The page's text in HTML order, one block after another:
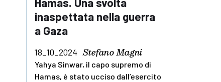
inaspettata nella guerra
a Gaza
18_10_2024 Stefano Magni
Yahya Sinwar, il capo supremo di
Hamas, è stato ucciso dall’esercito